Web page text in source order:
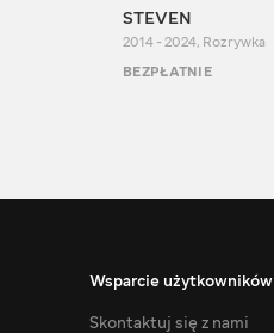
STEVEN
2014 - 2024, Rozrywka
BEZPŁATNIE
Wsparcie użytkowników
Skontaktuj się z nami